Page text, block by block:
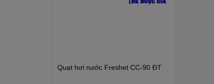
Xuất Tập Đoàn Đại Việt
Quạt hơi nước Freshet CC-90 ĐT